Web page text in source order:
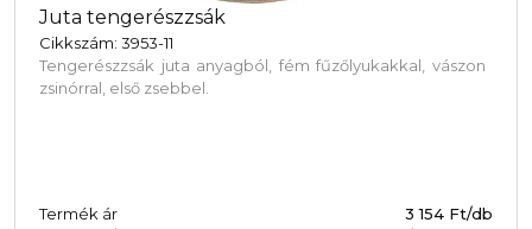
Juta tengerészzsák
Cikkszám: 3953-11
Tengerészzsák juta anyagból, fém fűzőlyukakkal, vászon
zsinórral, első zsebbel.
Termék ár
3 154 Ft/db